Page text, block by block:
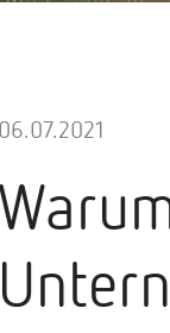
06.07.2021